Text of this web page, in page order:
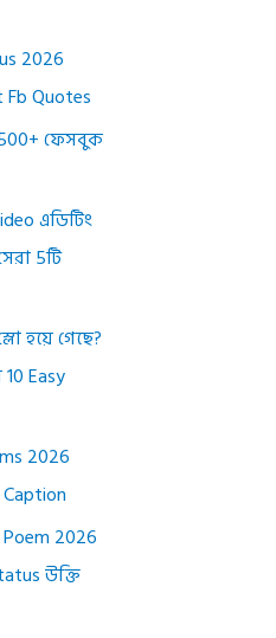
2026
Quotes
500+ ফেসবুক
এডিটিং
5টি
হয়ে গেছে?
Easy
2026
2026
উক্তি